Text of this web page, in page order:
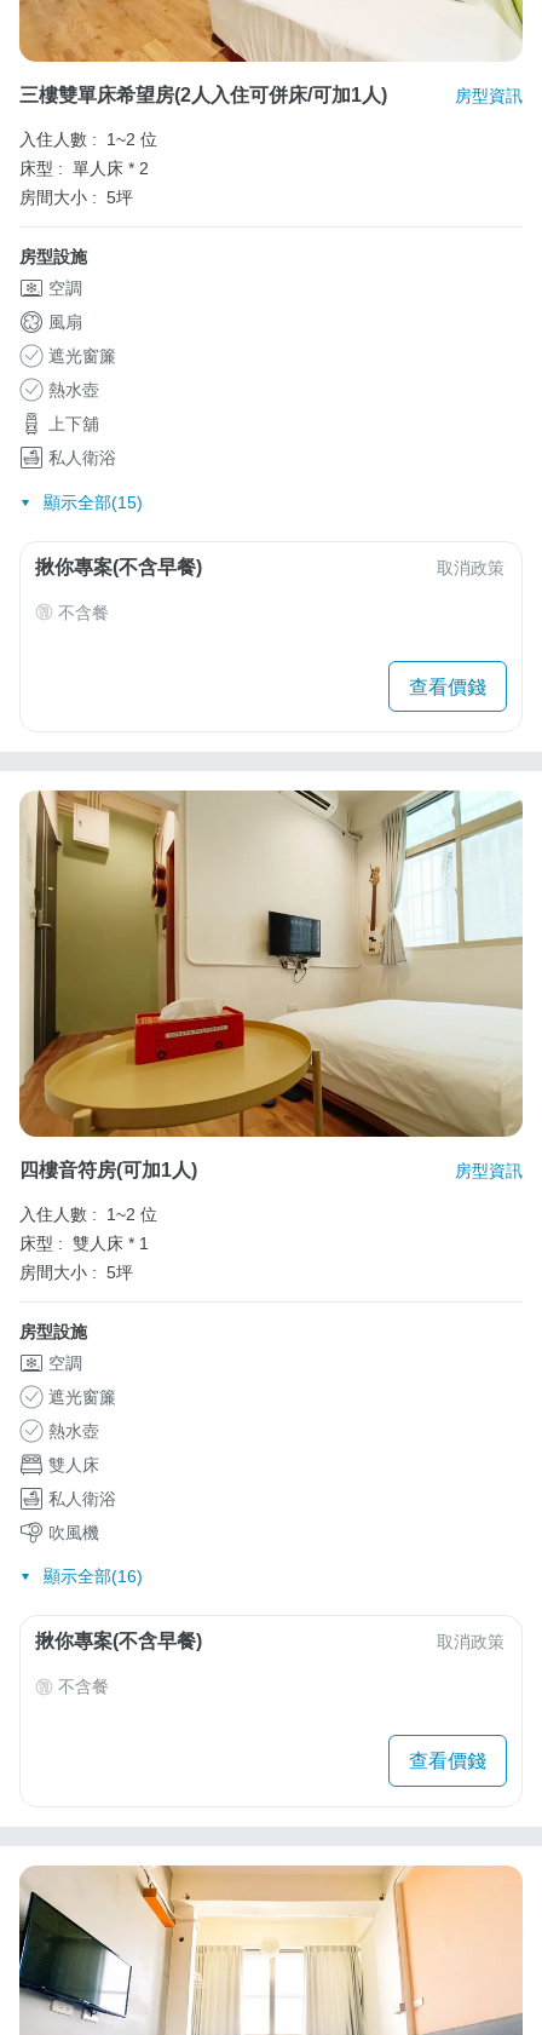
三樓雙單床希望房(2人入住可併床/可加1人) 房型資訊
入住人數 :
1~2 位
床型 : 單人床 * 2
房間大小 : 5坪
房型設施
空調
風扇
遮光窗簾
熱水壺
上下舖
私人衛浴
顯示全部(15)
揪你專案(不含早餐) 取消政策
不含餐
查看價錢
四樓音符房(可加1人) 房型資訊
入住人數 :
1~2 位
床型 : 雙人床 * 1
房間大小 : 5坪
房型設施
空調
遮光窗簾
熱水壺
雙人床
私人衛浴
吹風機
顯示全部(16)
揪你專案(不含早餐) 取消政策
不含餐
查看價錢